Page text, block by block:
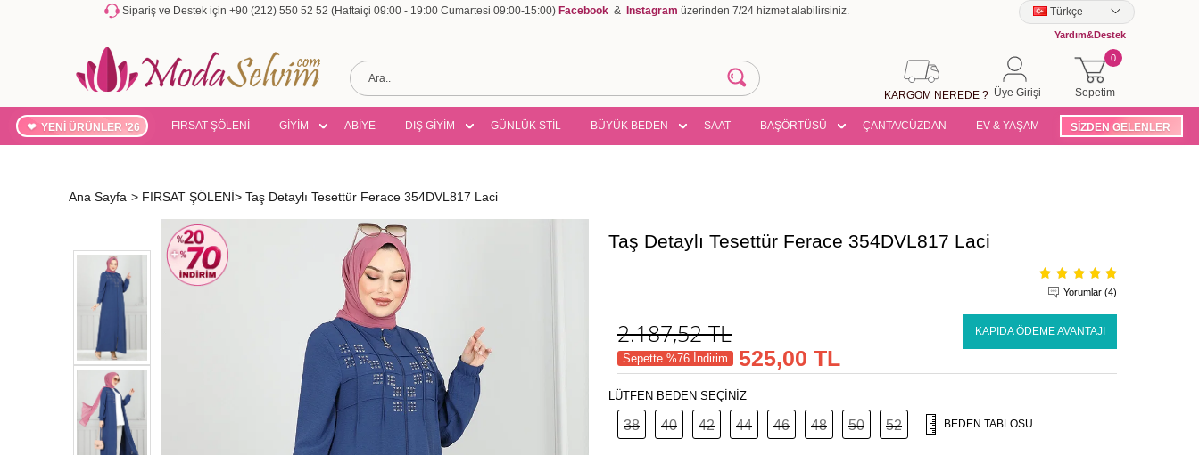
Sipariş ve Destek için +90 (212) 550 52 52 (Haftaiçi 09:00 - 19:00 Cumartesi 09:00-15:00) Facebook & Instagram üzerinden 7/24 hizmet alabilirsiniz. Türkçe -
Yardım&Destek
Sepetim
0
Üye Girişi
KARGOM NEREDE ?
YENİ ÜRÜNLER '26 FIRSAT ŞÖLENİ GİYİM ABİYE DIŞ GİYİM GÜNLÜK STİL BÜYÜK BEDEN SAAT BAŞÖRTÜSÜ ÇANTA/CÜZDAN EV & YAŞAM SİZDEN GELENLER
Ana Sayfa > FIRSAT ŞÖLENİ> Taş Detaylı Tesettür Ferace 354DVL817 Laci
Taş Detaylı Tesettür Ferace 354DVL817 Laci
Yorumlar (4)
2.187,52TL KAPIDA ÖDEME AVANTAJI
Sepette %76 İndirim 525,00 TL
LÜTFEN BEDEN SEÇİNİZ
38 40 42 44 46 48 50 52 BEDEN TABLOSU